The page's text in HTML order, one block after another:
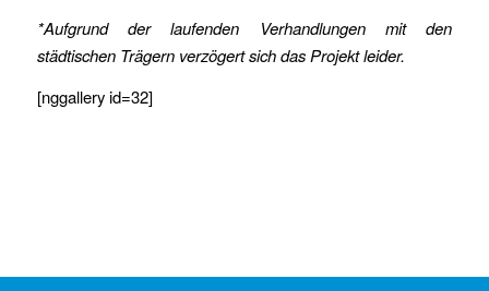
*Aufgrund der laufenden Verhandlungen mit den
städtischen Trägern verzögert sich das Projekt leider.
[nggallery id=32]